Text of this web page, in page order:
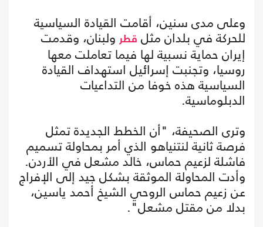
وعلى مدى سنين، أقامت القيادة السياسية
للحركة في بلدان مثل قطر ولبنان، وقدمت
إيران حماية نسبية لها فيما تعاملت معها
روسيا، وتجنبت إسرائيل استهداف القيادة
السياسية هذه خوفا من التداعيات
الدبلوماسية.
وترى الصحيفة، "أن الخطط الجديدة تمثل
فرصة ثانية لنتنياهو الذي أمر بمحاولة تسميم
فاشلة لزعيم حماس، خالد مشعل في الأردن.
وأدت المحاولة الموثقة بشكل جيد إلى الإفراج
عن زعيم حماس الروحي الشيخ أحمد ياسين،
بدلا من مقتل مشعل".